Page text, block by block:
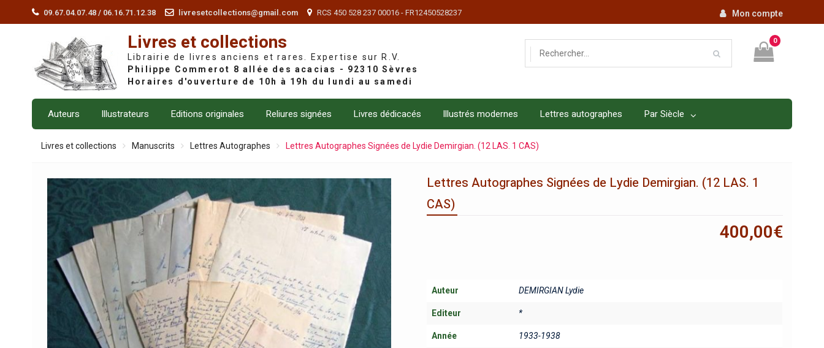
09.67.04.07.48 / 06.16.71.12.38 livresetcollections@gmail.com RCS 450 528 237 00016 - FR12450528237 Mon compte
Livres et collections
Librairie de livres anciens et rares. Expertise sur R.V.
0
Auteurs Illustrateurs Editions originales Reliures signées Livres dédicacés Illustrés modernes Lettres autographes Par Siècle
Livres et collections Manuscrits Lettres Autographes Lettres Autographes Signées de Lydie Demirgian. (12 LAS. 1 CAS)
Lettres Autographes Signées de Lydie Demirgian. (12 LAS. 1
CAS)
400,00€
Auteur DEMIRGIAN Lydie
Editeur *
Année 1933-1938